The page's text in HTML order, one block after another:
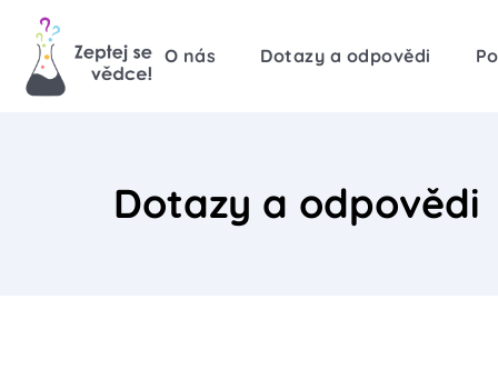
O nás Dotazy a odpovědi
Dotazy a odpovědi